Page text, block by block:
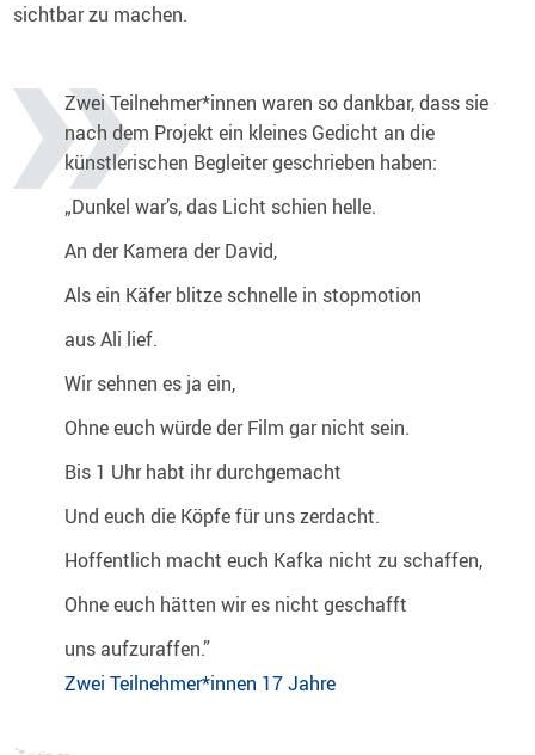
sichtbar zu machen.
Zwei Teilnehmer*innen waren so dankbar, dass sie
nach dem Projekt ein kleines Gedicht an die
künstlerischen Begleiter geschrieben haben:
„Dunkel war’s, das Licht schien helle.
An der Kamera der David,
Als ein Käfer blitze schnelle in stopmotion
aus Ali lief.
Wir sehnen es ja ein,
Ohne euch würde der Film gar nicht sein.
Bis 1 Uhr habt ihr durchgemacht
Und euch die Köpfe für uns zerdacht.
Hoffentlich macht euch Kafka nicht zu schaffen,
Ohne euch hätten wir es nicht geschafft
uns aufzuraffen.”
Zwei Teilnehmer*innen 17 Jahre